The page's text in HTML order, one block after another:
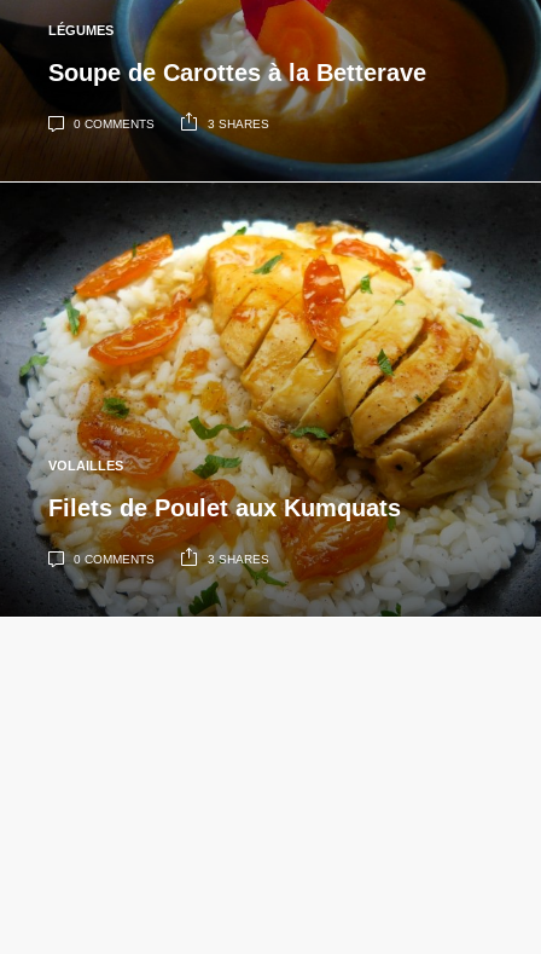
LÉGUMES
Soupe de Carottes à la Betterave
0 COMMENTS 3 SHARES
VOLAILLES
Filets de Poulet aux Kumquats
0 COMMENTS 3 SHARES